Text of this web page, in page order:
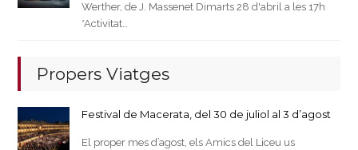
Werther, de J. Massenet Dimarts 28 d'abril a les 17h
*Activitat…
Propers Viatges
Festival de Macerata, del 30 de juliol al 3 d’agost
El proper mes d’agost, els Amics del Liceu us